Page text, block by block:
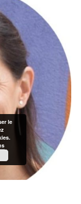
le